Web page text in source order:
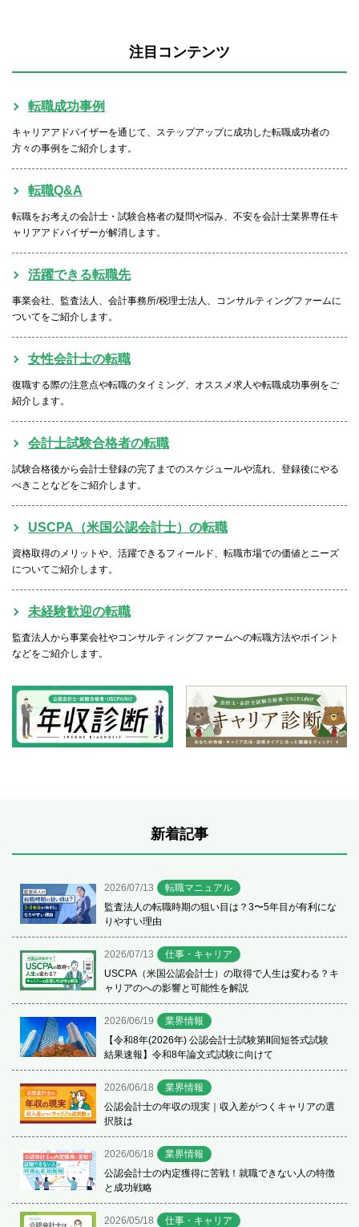
注目コンテンツ
転職成功事例
キャリアアドバイザーを通じて、ステップアップに成功した転職成功者の
方々の事例をご紹介します。
転職Q&A
転職をお考えの会計士・試験合格者の疑問や悩み、不安を会計士業界専任キ
ャリアアドバイザーが解消します。
活躍できる転職先
事業会社、監査法人、会計事務所/税理士法人、コンサルティングファームに
ついてをご紹介します。
女性会計士の転職
復職する際の注意点や転職のタイミング、オススメ求人や転職成功事例をご
紹介します。
会計士試験合格者の転職
試験合格後から会計士登録の完了までのスケジュールや流れ、登録後にやる
べきことなどをご紹介します。
USCPA（米国公認会計士）の転職
資格取得のメリットや、活躍できるフィールド、転職市場での価値とニーズ
についてご紹介します。
未経験歓迎の転職
監査法人から事業会社やコンサルティングファームへの転職方法やポイント
などをご紹介します。
新着記事
2026/07/13
転職マニュアル
監査法人の転職時期の狙い目は？3〜5年目が有利にな
りやすい理由
2026/07/13
仕事・キャリア
USCPA（米国公認会計士）の取得で人生は変わる？キ
ャリアのへの影響と可能性を解説
2026/06/19
業界情報
【令和8年(2026年) 公認会計士試験第Ⅱ回短答式試験
結果速報】令和8年論文式試験に向けて
2026/06/18
業界情報
公認会計士の年収の現実｜収入差がつくキャリアの選
択肢は
2026/06/18
業界情報
公認会計士の内定獲得に苦戦！就職できない人の特徴
と成功戦略
2026/05/18
仕事・キャリア